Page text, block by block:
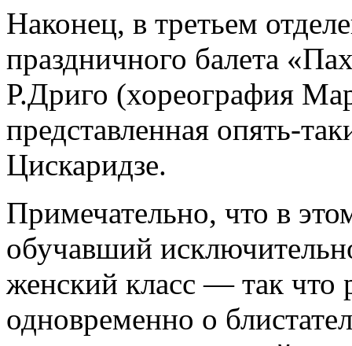
Наконец, в третьем
праздничного балета
Р.Дриго (хореография
представленная опять-
Цискаридзе.
Примечательно, что в
обучавший
женский класс — так что
одновременно о